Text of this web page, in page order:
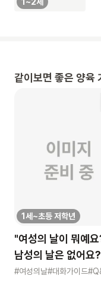
같이보면 좋은 양육
1세~초등 저학년
"여성의 날이 뭐예요
남성의 날은 없어요
묻는 어린이에게 이
#여성의날#대화가이드